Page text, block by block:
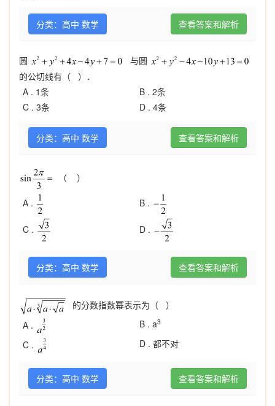
分类：高中 数学 查看答案和解析
圆
与圆
的公切线有（ ）．
A . 1条 B . 2条
C . 3条 D . 4条
分类：高中 数学 查看答案和解析
（ ）
A . B .
C . D .
分类：高中 数学 查看答案和解析
的分数指数幂表示为（ ）
A .
B . a3
C . D . 都不对
分类：高中 数学 查看答案和解析